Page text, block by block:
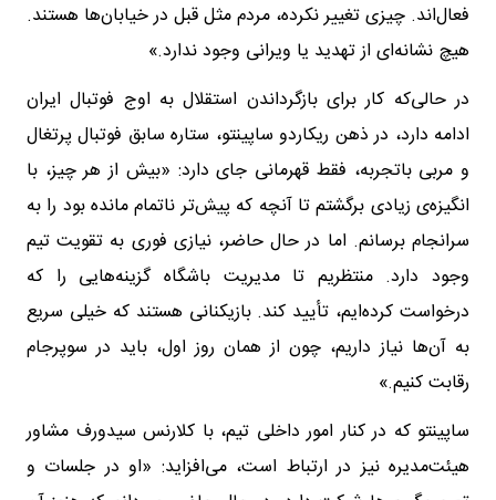
فعال‌اند. چیزی تغییر نکرده، مردم مثل قبل در خیابان‌ها هستند.
هیچ نشانه‌ای از تهدید یا ویرانی وجود ندارد.»
در حالی‌که کار برای بازگرداندن استقلال به اوج فوتبال ایران
ادامه دارد، در ذهن ریکاردو ساپینتو، ستاره سابق فوتبال پرتغال
و مربی باتجربه، فقط قهرمانی جای دارد: «بیش از هر چیز، با
انگیزه‌ی زیادی برگشتم تا آنچه که پیش‌تر ناتمام مانده بود را به
سرانجام برسانم. اما در حال حاضر، نیازی فوری به تقویت تیم
وجود دارد. منتظریم تا مدیریت باشگاه گزینه‌هایی را که
درخواست کرده‌ایم، تأیید کند. بازیکنانی هستند که خیلی سریع
به آن‌ها نیاز داریم، چون از همان روز اول، باید در سوپرجام
رقابت کنیم.»
ساپینتو که در کنار امور داخلی تیم، با کلارنس سیدورف مشاور
هیئت‌مدیره نیز در ارتباط است، می‌افزاید: «او در جلسات و